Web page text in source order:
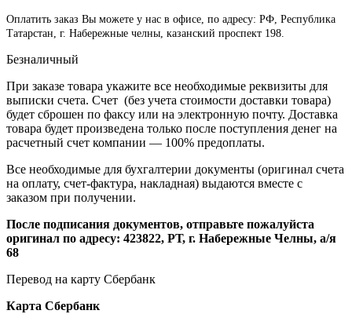
Оплатить заказ Вы можете у нас в офисе, по адресу: РФ, Республика
Татарстан, г. Набережные челны, казанский проспект 198.
Безналичный
При заказе товара укажите все необходимые реквизиты для
выписки счета. Счет (без учета стоимости доставки товара)
будет сброшен по факсу или на электронную почту. Доставка
товара будет произведена только после поступления денег на
расчетный счет компании — 100% предоплаты.
Все необходимые для бухгалтерии документы (оригинал счета
на оплату, счет-фактура, накладная) выдаются вместе с
заказом при получении.
После подписания документов, отправьте пожалуйста
оригинал по адресу: 423822, РТ, г. Набережные Челны, а/я
68
Перевод на карту Сбербанк
Карта Сбербанк